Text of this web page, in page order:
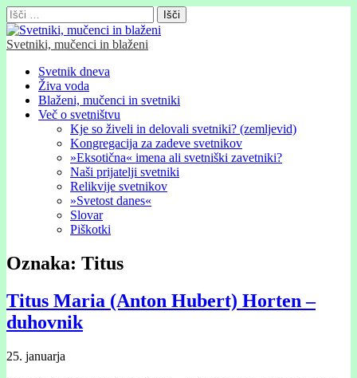
Išči:
Svetniki, mučenci in blaženi
Glavni
meni
Skip
content
Svetnik dneva
Živa voda
Blaženi, mučenci in svetniki
Več o svetništvu
Kje so živeli in delovali svetniki? (zemljevid)
Kongregacija za zadeve svetnikov
»Eksotična« imena ali svetniški zavetniki?
Naši prijatelji svetniki
Relikvije svetnikov
»Svetost danes«
Slovar
Piškotki
Oznaka: Titus
Titus Maria (Anton Hubert) Horten –
duhovnik
25. januarja